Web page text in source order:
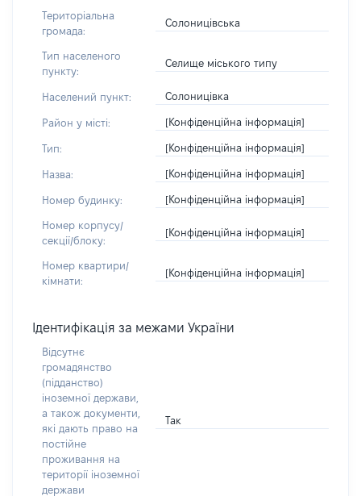
Територіальна
громада:
Солоницівська
Тип населеного
пункту:
Селище міського типу
Населений пункт: Солоницівка
Район у місті: [Конфіденційна інформація]
Тип: [Конфіденційна інформація]
Назва: [Конфіденційна інформація]
Номер будинку: [Конфіденційна інформація]
Номер корпусу/
секції/блоку:
[Конфіденційна інформація]
Номер квартири/
кімнати:
[Конфіденційна інформація]
Ідентифікація за межами України
Відсутнє
громадянство
(підданство)
іноземної держави,
а також документи,
які дають право на
постійне
проживання на
території іноземної
держави
Так